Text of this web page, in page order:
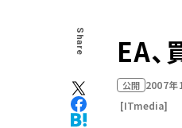
Share EA
公開 2007年
[ITmedia]